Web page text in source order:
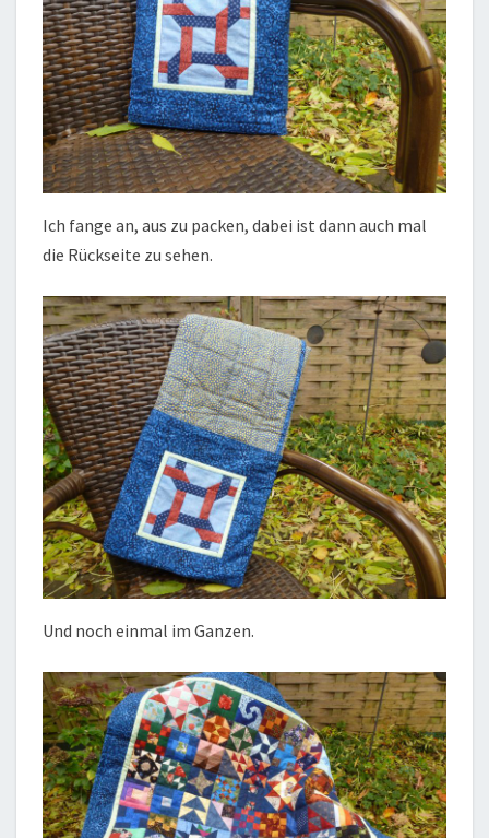
Ich fange an, aus zu packen, dabei ist dann auch mal
die Rückseite zu sehen.
Und noch einmal im Ganzen.